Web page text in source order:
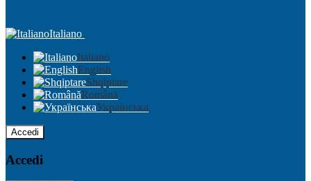
Italiano
Italiano
English
Shqiptare
Română
Українська
Accedi
Accedi